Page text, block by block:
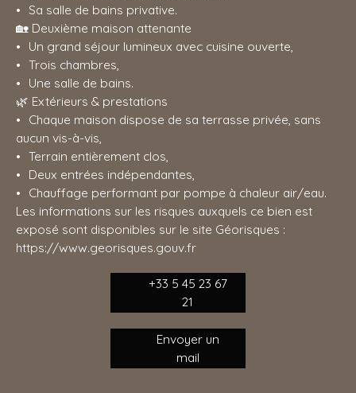
Sa salle de bains privative.
🏡 Deuxième maison attenante
Un grand séjour lumineux avec cuisine ouverte,
Trois chambres,
Une salle de bains.
🌿 Extérieurs & prestations
Chaque maison dispose de sa terrasse privée, sans
aucun vis-à-vis,
Terrain entièrement clos,
Deux entrées indépendantes,
Chauffage performant par pompe à chaleur air/eau.
Les informations sur les risques auxquels ce bien est
exposé sont disponibles sur le site Géorisques :
https://www.georisques.gouv.fr
+33 5 45 23 67
21
Envoyer un
mail